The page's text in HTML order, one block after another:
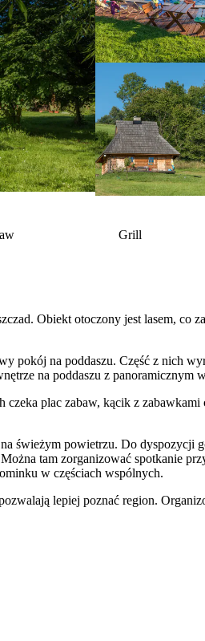
Grill
Obiekt otoczony jest lasem, co
pokój na poddaszu. Część z nich
na poddaszu z panoramicznym
plac zabaw, kącik z
świeżym powietrzu. Do dyspozycji
tam zorganizować spotkanie
w częściach wspólnych.
lepiej poznać region.
lokalni artyści.
„Szlakiem Bieszczadzkich